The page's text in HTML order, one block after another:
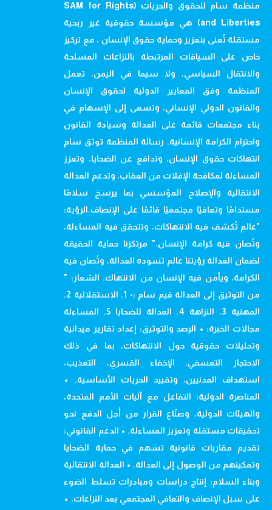
منظمة سام للحقوق والحريات (SAM for Rights
and Liberties) هي مؤسسة حقوقية غير ربحية
مستقلة تُعنى بتعزيز وحماية حقوق الإنسان ، مع تركيز
خاص على السياقات المرتبطة بالنزاعات المسلحة
والانتقال السياسي، ولا سيما في اليمن. تعمل
المنظمة وفق المعايير الدولية لحقوق الإنسان
والقانون الدولي الإنساني، وتسعى إلى الإسهام في
بناء مجتمعات قائمة على العدالة وسيادة القانون
واحترام الكرامة الإنسانية. رسالة المنظمة توثق سام
انتهاكات حقوق الإنسان، وتدافع عن الضحايا، وتعزز
المساءلة لمكافحة الإفلات من العقاب، وتدعم العدالة
الانتقالية والإصلاح المؤسسي بما يرسخ سلامًا
مستدامًا وتعافيًا مجتمعيًا قائمًا على الإنصاف.الرؤية:
"عالم تُكشف فيه الانتهاكات، وتتحقق فيه المساءلة،
وتُصان فيه كرامة الإنسان." مرتكزنا حماية الحقيقة
لضمان العدالة رؤيتنا عالم تسوده العدالة، وتُصان فيه
الكرامة، ويأمن فيه الإنسان من الانتهاك. الشعار: "
من التوثيق إلى العدالة قيم سام :- 1. الاستقلالية 2.
المهنية 3. النزاهة 4. العدالة للضحايا 5. المساءلة
مجالات الخبرة: • الرصد والتوثيق: إعداد تقارير ميدانية
وتحليلات حقوقية حول الانتهاكات، بما في ذلك
الاحتجاز التعسفي، الإخفاء القسري، التعذيب،
استهداف المدنيين، وتقييد الحريات الأساسية. •
المناصرة الدولية: التفاعل مع آليات الأمم المتحدة،
والهيئات الدولية، وصنّاع القرار من أجل الدفع نحو
تحقيقات مستقلة وتعزيز المساءلة. • الدعم القانوني:
تقديم مقاربات قانونية تسهم في حماية الضحايا
وتمكينهم من الوصول إلى العدالة. • العدالة الانتقالية
وبناء السلام: إنتاج دراسات ومبادرات تسلط الضوء
على سبل الإنصاف والتعافي المجتمعي بعد النزاعات. •